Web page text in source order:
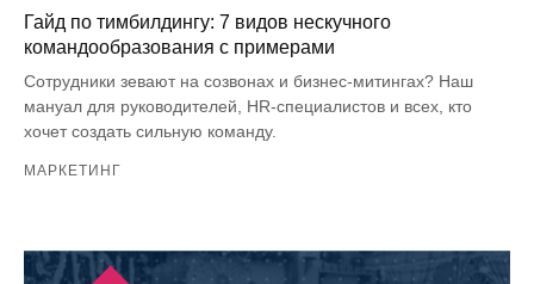
Гайд по тимбилдингу: 7 видов нескучного
командообразования с примерами
Сотрудники зевают на созвонах и бизнес-митингах? Наш
мануал для руководителей, HR-специалистов и всех, кто
хочет создать сильную команду.
МАРКЕТИНГ